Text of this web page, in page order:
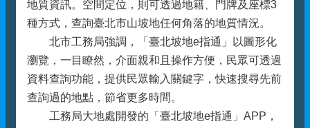
地質資訊。空間定位，則可透過地籍、門牌及座標3
種方式，查詢臺北市山坡地任何角落的地質情況。
北市工務局強調，「臺北坡地e指通」以圖形化
瀏覽，一目瞭然，介面親和且操作方便，民眾可透過
資料查詢功能，提供民眾輸入關鍵字，快速搜尋先前
查詢過的地點，節省更多時間。
工務局大地處開發的「臺北坡地e指通」APP，